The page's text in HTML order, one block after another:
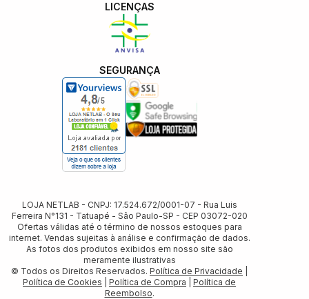
SEGURANÇA
LICENÇAS
LOJA NETLAB - CNPJ: 17.524.672/0001-07 - Rua Luis
Ferreira N°131 - Tatuapé - Sâo Paulo-SP - CEP 03072-020
Ofertas válidas até o término de nossos estoques para
internet. Vendas sujeitas à análise e confirmação de dados.
As fotos dos produtos exibidos em nosso site são
meramente ilustrativas
© Todos os Direitos Reservados. Política de Privacidade
Política de Cookies
Política de Compra
Política de
Reembolso.